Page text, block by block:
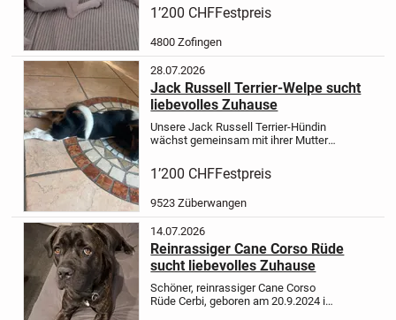
Die Jack Russell Hündin...
1’200 CHFFestpreis
4800 Zofingen
28.07.2026
Jack Russell Terrier-Welpe sucht
liebevolles Zuhause
Unsere Jack Russell Terrier-Hündin
wächst gemeinsam mit ihrer Mutter
Familienhaushalt auf. Sie wird mit
viel Liebe, Zeit und Sorgfalt
unseren...
1’200 CHFFestpreis
9523 Züberwangen
14.07.2026
Reinrassiger Cane Corso Rüde
sucht liebevolles Zuhause
Schöner, reinrassiger Cane Corso
Rüde Cerbi, geboren am 20.9.2024 in